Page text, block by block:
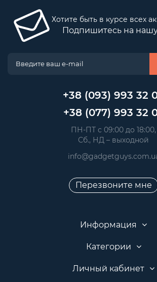
Хотите быть в курсе всех
Подпишитесь на
+38 (093) 993 32
+38 (077) 993 32
ПН-ПТ с 09:00 до 18:00,
Сб., НД – выходной
Перезвоните мне
Информация
Категории
Личный кабинет